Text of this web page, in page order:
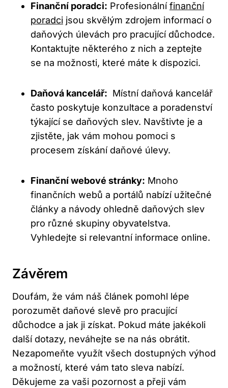
Finanční poradci: ‍Profesionálnífinanční
poradci ‍jsou skvělým zdrojem​ informací o⁤
daňových úlevách ‍pro​ pracující ‍důchodce.
‍Kontaktujte některého z nich a zeptejte⁢
se⁢ na možnosti,​ které máte k ⁤dispozici.
Daňová kancelář: ⁣ Místní ⁣daňová kancelář‌
často poskytuje konzultace a poradenství
týkající ‍se daňových slev. Navštivte je a
‍zjistěte, ‍jak vám mohou​ pomoci s​
procesem získání⁤ daňové úlevy.
Finanční webové stránky: Mnoho
finančních webů a portálů nabízí užitečné‌
články‌ a návody ⁣ohledně ⁤daňových slev
pro různé skupiny obyvatelstva.
Vyhledejte si relevantní informace⁣ online.
Závěrem
Doufám, že vám ‍náš⁢ článek pomohl lépe
porozumět⁣ daňové ​slevě pro pracující​
důchodce a jak⁢ ji získat. Pokud máte jakékoli
další dotazy,‌ neváhejte⁣ se ⁢na nás ​obrátit.
Nezapomeňte využít všech dostupných výhod
a možností, ‍které ⁣vám tato sleva nabízí.​
Děkujeme za vaši​ pozornost⁤ a přeji vám